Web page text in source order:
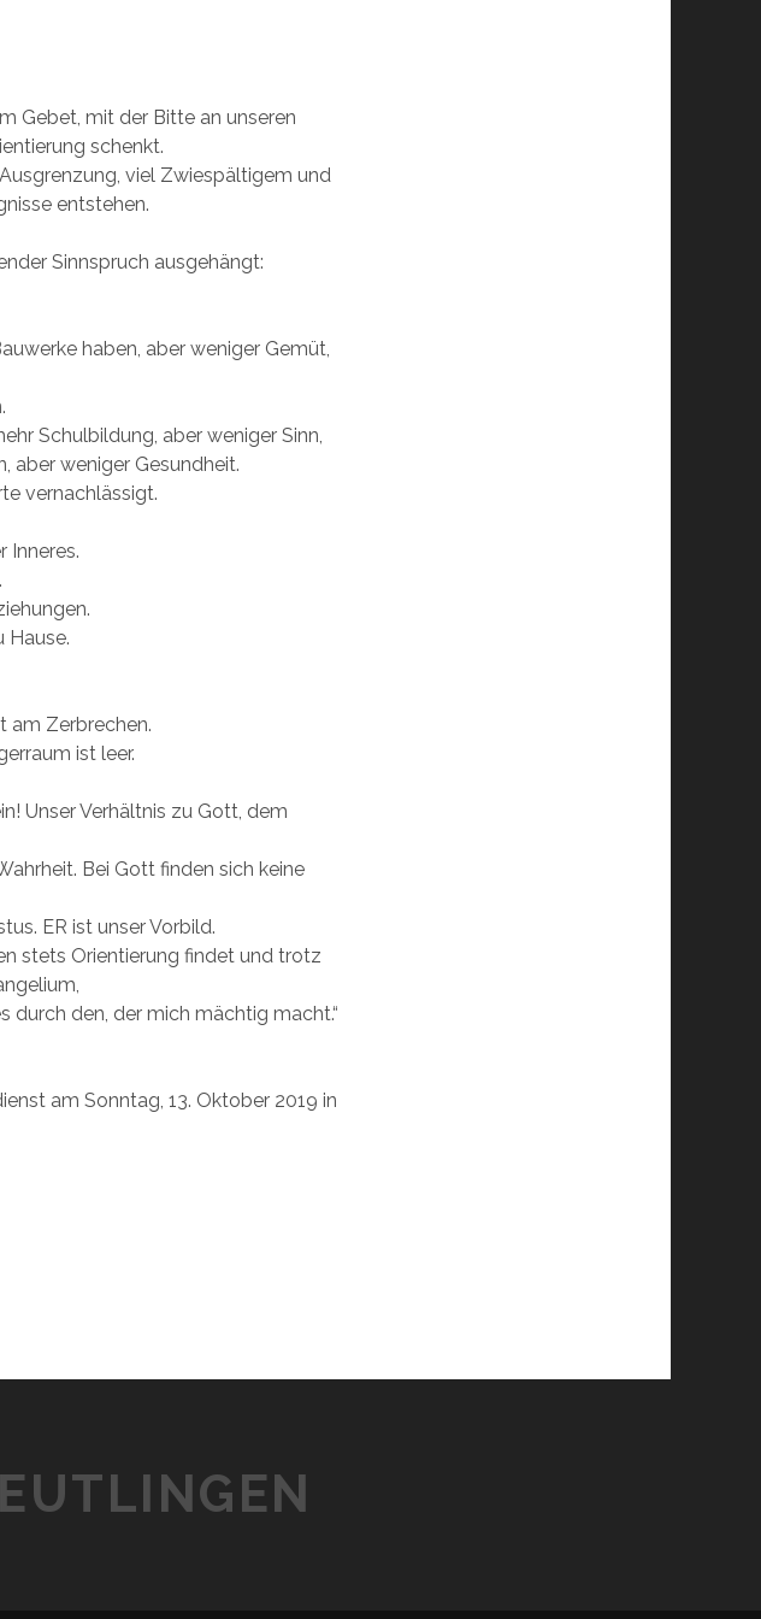
Gebet, mit der Bitte an unseren
schenkt.
viel Zwiespältigem und
entstehen.
Sinnspruch ausgehängt:
haben, aber weniger Gemüt,
Schulbildung, aber weniger Sinn,
aber weniger Gesundheit.
vernachlässigt.
Inneres.
Hause.
am Zerbrechen.
ist leer.
Unser Verhältnis zu Gott, dem
Bei Gott finden sich keine
ER ist unser Vorbild.
stets Orientierung findet und trotz
durch den, der mich mächtig macht.“
am Sonntag, 13. Oktober 2019 in